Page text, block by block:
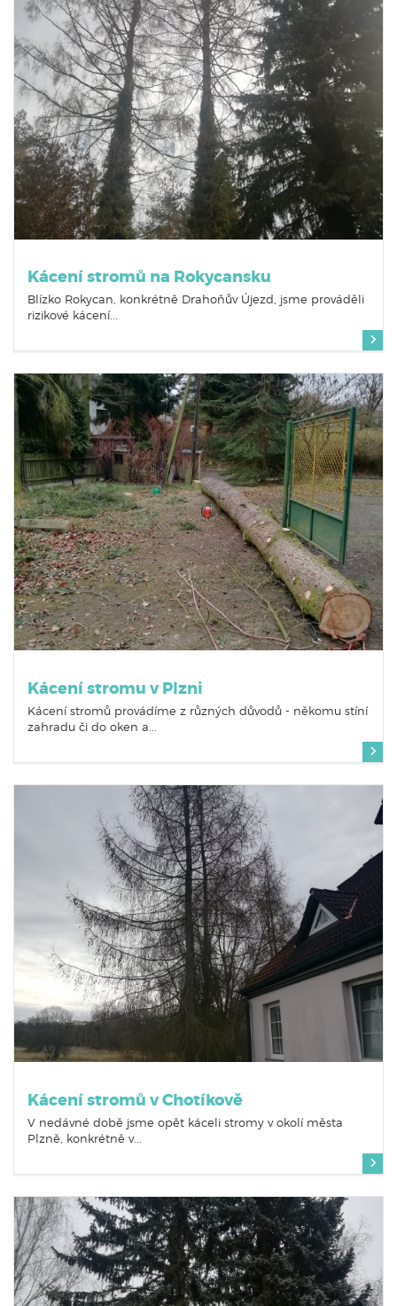
Kácení stromů na Rokycansku
Blízko Rokycan, konkrétně Drahoňův Újezd, jsme prováděli
rizikové kácení...
Kácení stromu v Plzni
Kácení stromů provádíme z různých důvodů - někomu stíní
zahradu či do oken a...
Kácení stromů v Chotíkově
V nedávné době jsme opět káceli stromy v okolí města
Plzně, konkrétně v...